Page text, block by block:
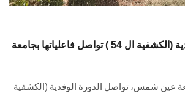
بالصور.. الدورة الوفدية (الكشفية ال 54 ) تواصل فاعلياتها بجامعة
عين شمس، تواصل الدورة الوفدية ‏‏(الكشفية